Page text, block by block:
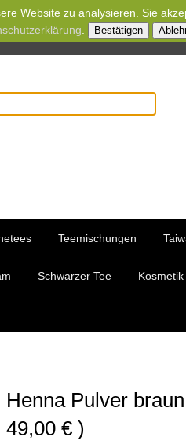
Website zu analysieren. Sie
Bestätigen
Teemischungen
Schwarzer Tee
Henna Pulver
49,00 € )